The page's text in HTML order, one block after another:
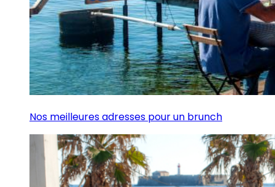
Nos meilleures adresses pour un brunch